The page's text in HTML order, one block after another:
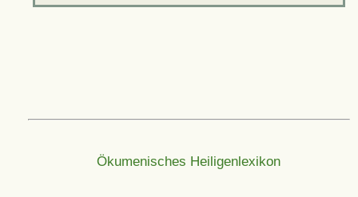
Ökumenisches Heiligenlexikon